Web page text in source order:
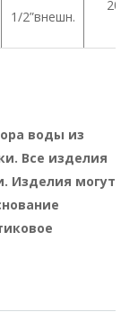
1/2”внешн.
20
воды из
Все изделия
Изделия могут